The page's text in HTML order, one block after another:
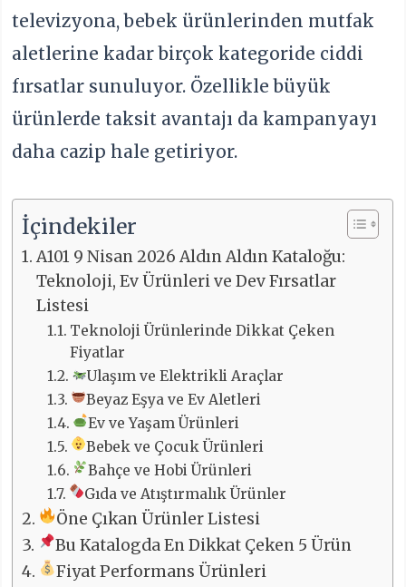
televizyona, bebek ürünlerinden mutfak
aletlerine kadar birçok kategoride ciddi
fırsatlar sunuluyor. Özellikle büyük
ürünlerde taksit avantajı da kampanyayı
daha cazip hale getiriyor.
İçindekiler
A101 9 Nisan 2026 Aldın Aldın Kataloğu:
Teknoloji, Ev Ürünleri ve Dev Fırsatlar
Listesi
Teknoloji Ürünlerinde Dikkat Çeken
Fiyatlar
Ulaşım ve Elektrikli Araçlar
Beyaz Eşya ve Ev Aletleri
Ev ve Yaşam Ürünleri
Bebek ve Çocuk Ürünleri
Bahçe ve Hobi Ürünleri
Gıda ve Atıştırmalık Ürünler
Öne Çıkan Ürünler Listesi
Bu Katalogda En Dikkat Çeken 5 Ürün
Fiyat Performans Ürünleri